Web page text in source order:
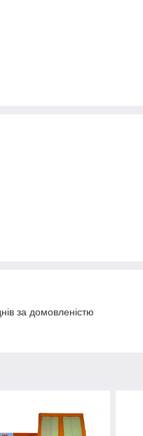
за домовленістю